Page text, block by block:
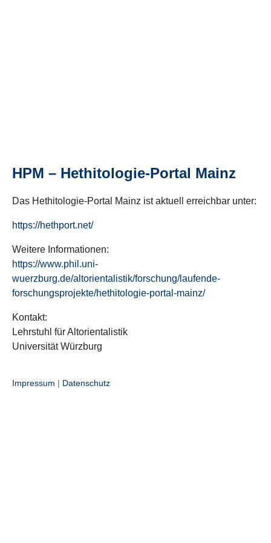
HPM – Hethitologie-Portal Mainz
Das Hethitologie-Portal Mainz ist aktuell erreichbar unter:
https://hethport.net/
Weitere Informationen:
https://www.phil.uni-
wuerzburg.de/altorientalistik/forschung/laufende-
forschungsprojekte/hethitologie-portal-mainz/
Kontakt:
Lehrstuhl für Altorientalistik
Universität Würzburg
Impressum | Datenschutz